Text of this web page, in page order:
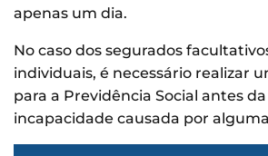
apenas um dia.
No caso dos segurados
individuais, é necessário realizar
para a Previdência Social antes
incapacidade causada por